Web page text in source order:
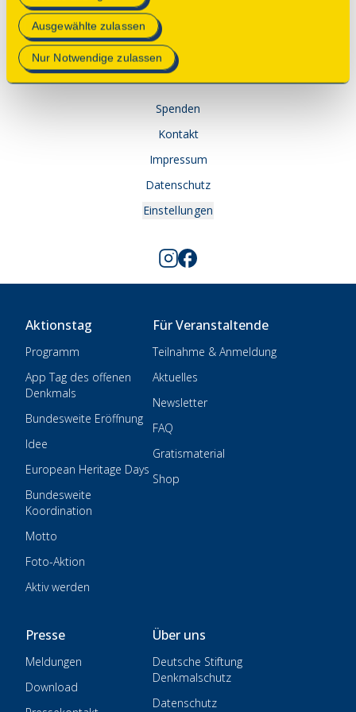
Mehr Informationen finden Sie in unserer
Datenschutzerklärung.
Ausgewählte zulassen
Nur Notwendige zulassen
© 2025 Deutsche Stiftung Denkmalschutz • Schlegelstraße
1 • 53113 Bonn
Spenden
Kontakt
Impressum
Datenschutz
Einstellungen
Aktionstag
Programm
App Tag des offenen
Denkmals
Bundesweite Eröffnung
Idee
European Heritage Days
Bundesweite
Koordination
Motto
Foto-Aktion
Aktiv werden
Für Veranstaltende
Teilnahme & Anmeldung
Aktuelles
Newsletter
FAQ
Gratismaterial
Shop
Presse
Meldungen
Download
Über uns
Deutsche Stiftung
Denkmalschutz
Datenschutz